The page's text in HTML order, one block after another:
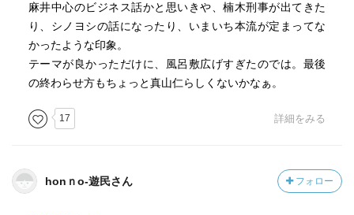
麻井中心のビジネス話かと思いきや、楠木刑事が出てきた
り、シノヨシの話になったり、いまいち本流が定まってな
かったような印象。
テーマが良かっただけに、風呂敷広げすぎたのでは。最後
の終わらせ方もちょっと真山仁らしくないかなぁ。
17 詳細をみる
honｎo-遊民さん フォロー